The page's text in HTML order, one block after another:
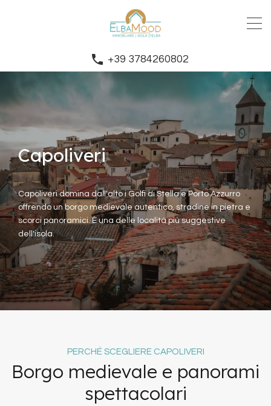
+39 3784260802
Capoliveri
Capoliveri domina dall'alto i Golfi di Stella e Porto Azzurro
offrendo un borgo medievale autentico, stradine in pietra e
scorci panoramici. È una delle località più suggestive
dell'isola.
PERCHÉ SCEGLIERE CAPOLIVERI
Borgo medievale e panorami
spettacolari